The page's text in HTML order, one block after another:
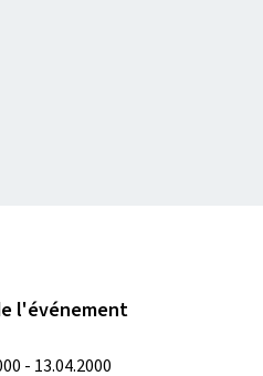
l'événement
- 13.04.2000